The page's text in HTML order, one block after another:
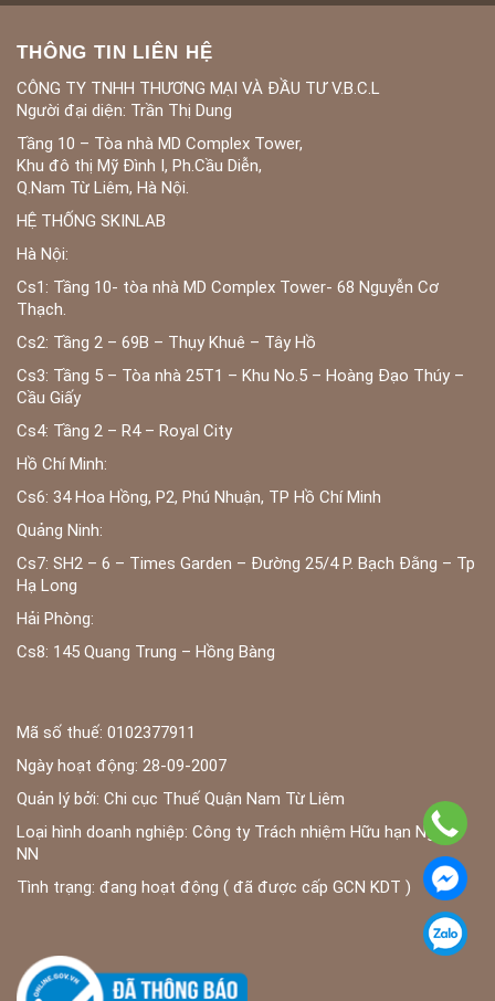
THÔNG TIN LIÊN HỆ
CÔNG TY TNHH THƯƠNG MẠI VÀ ĐẦU TƯ V.B.C.L
Người đại diện: Trần Thị Dung
Tầng 10 – Tòa nhà MD Complex Tower,
Khu đô thị Mỹ Đình I, Ph.Cầu Diễn,
Q.Nam Từ Liêm, Hà Nội.
HỆ THỐNG SKINLAB
Hà Nội:
Cs1: Tầng 10- tòa nhà MD Complex Tower- 68 Nguyễn Cơ
Thạch.
Cs2: Tầng 2 – 69B – Thụy Khuê – Tây Hồ
Cs3: Tầng 5 – Tòa nhà 25T1 – Khu No.5 – Hoàng Đạo Thúy –
Cầu Giấy
Cs4: Tầng 2 – R4 – Royal City
Hồ Chí Minh:
Cs6: 34 Hoa Hồng, P2, Phú Nhuận, TP Hồ Chí Minh
Quảng Ninh:
Cs7: SH2 – 6 – Times Garden – Đường 25/4 P. Bạch Đằng – Tp
Hạ Long
Hải Phòng:
Cs8: 145 Quang Trung – Hồng Bàng
Mã số thuế: 0102377911
Ngày hoạt động: 28-09-2007
Quản lý bởi: Chi cục Thuế Quận Nam Từ Liêm
Loại hình doanh nghiệp: Công ty Trách nhiệm Hữu hạn Ngoài
NN
Tình trạng: đang hoạt động ( đã được cấp GCN KDT )